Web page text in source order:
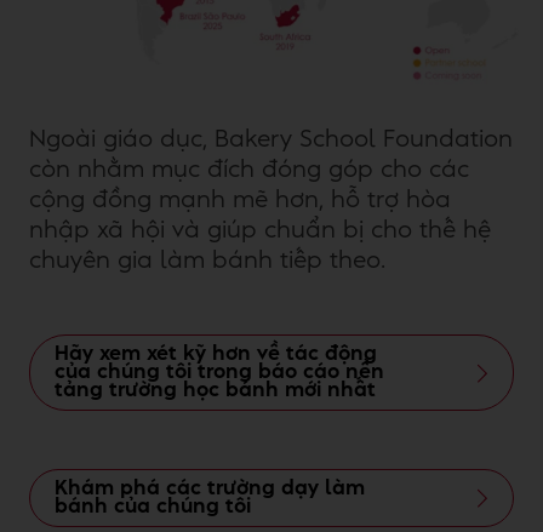
Ngoài giáo dục, Bakery School Foundation
còn nhằm mục đích đóng góp cho các
cộng đồng mạnh mẽ hơn, hỗ trợ hòa
nhập xã hội và giúp chuẩn bị cho thế hệ
chuyên gia làm bánh tiếp theo.
Hãy xem xét kỹ hơn về tác động
của chúng tôi trong báo cáo nền
tảng trường học bánh mới nhất
Khám phá các trường dạy làm
bánh của chúng tôi